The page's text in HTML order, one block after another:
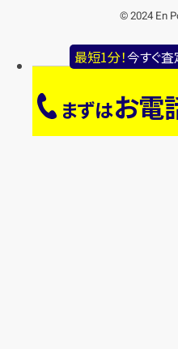
最短1分！今すぐ
まずはお電
© 2024 En